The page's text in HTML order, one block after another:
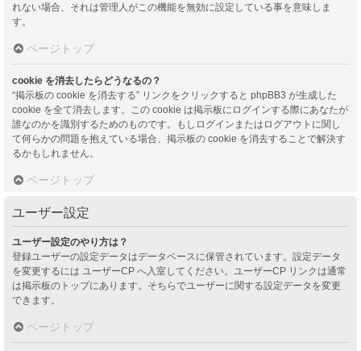
れない場合、それは管理人がこの機能を無効に設定している事を意味しま
す。
ページトップ
cookie を消去したらどうなるの？
“掲示板の cookie を消去する” リンクをクリックすると phpBB3 が生成した
cookie を全て消去します。この cookie は掲示板にログインする際にあなたが
誰なのかを識別するためのものです。もしログインまたはログアウトに関し
て何らかの問題を抱えている場合、掲示板の cookie を消去することで解決す
るかもしれません。
ページトップ
ユーザー設定
ユーザー設定のやり方は？
登録ユーザーの設定データはデータベースに保管されています。設定データ
を変更するには ユーザーCP へ入室してください。ユーザーCP リンクは通常
は掲示板のトップにあります。そちらでユーザーに関する設定データを変更
できます。
ページトップ